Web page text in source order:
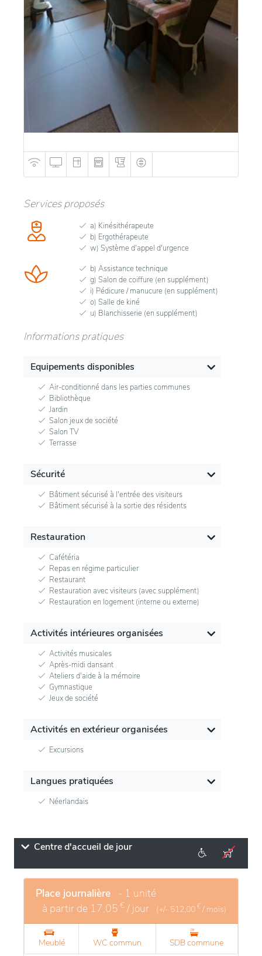
Services proposés
a) Kinésithérapeute
b) Ergothérapeute
w) Système d'appel d'urgence
b) Assistance technique
g) Salon de coiffure (en supplément)
i) Pédicure / manucure (en supplément)
o) Salle de kiné
u) Blanchisserie (en supplément)
Informations pratiques
Equipements disponibles
Air-conditionné dans les parties communes
Bibliothèque
Jardin
Salon jeux de société
Salon TV
Terrasse
Sécurité
Bâtiment sécurisé à l'entrée des visiteurs
Bâtiment sécurisé à la sortie des résidents
Restauration
Cafétéria
Repas en régime particulier
Restaurant
Restauration avec visiteurs (avec supplément)
Restauration en logement (interne ou externe)
Activités intérieures organisées
Activités musicales
Après-midi dansant
Ateliers d'aide à la mémoire
Gymnastique
Jeux de société
Activités en extérieur organisées
Excursions
Langues pratiquées
Néerlandais
Centre d'accueil de jour
Place journalière - 1 unité
à partir de 17,05 € / jour (+/- 512,00 € / mois)
Meublé WC commun SDB commune